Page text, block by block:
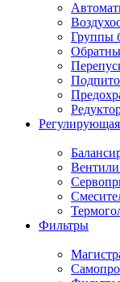
Группы
Вентили
Фильтры